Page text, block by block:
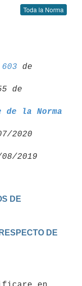
Toda la Norma
de
de
de la Norma
2020
DE
DE